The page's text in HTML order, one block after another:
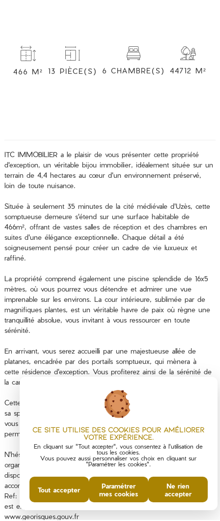
466 M² 13 PIÈCE(S) 6 CHAMBRE(S) 44712 M²
ITC IMMOBILIER a le plaisir de vous présenter cette propriété
d'exception, un véritable bijou immobilier, idéalement située sur un
terrain de 4,4 hectares au cœur d'un environnement préservé,
loin de toute nuisance.
Située à seulement 35 minutes de la cité médiévale d'Uzès, cette
somptueuse demeure s'étend sur une surface habitable de
466m², offrant de vastes salles de réception et des chambres en
suites d'une élégance exceptionnelle. Chaque détail a été
soigneusement pensé pour créer un cadre de vie luxueux et
raffiné.
La propriété comprend également une piscine splendide de 16x5
mètres, où vous pourrez vous détendre et admirer une vue
imprenable sur les environs. La cour intérieure, sublimée par de
magnifiques plantes, est un véritable havre de paix où règne une
tranquillité absolue, vous invitant à vous ressourcer en toute
sérénité.
En arrivant, vous serez accueilli par une majestueuse allée de
platanes, encadrée par des portails somptueux, qui mènera à
cette résidence d'exception. Vous profiterez ainsi de la sérénité de
la campagne tout en étant à proximité des commodités de la ville.
Cette propriété unique, avec son vaste terrain de 4,4 hectares et
sa splendide piscine, offre un cadre de vie incomparable. Laissez-
vous séduire par cette oasis de paix et de tranquillité, qui vous
permettra de vous éloigner de l'agitation citadine.
N'hésitez pas à nous contacter pour plus d'informations et pour
organiser une visite. Notre équipe se tient à votre entière
disposition pour répondre à toutes vos questions et vous
accompagner dans votre projet immobilier.
Ref: 2503915 Les informations sur les risques auxquels ce bien
est exposé sont disponibles sur le site Géorisques :
www.georisques.gouv.fr
Ce site utilise des cookies pour améliorer
votre expérience.
En cliquant sur "Tout accepter", vous consentez à l'utilisation de
tous les cookies.
Vous pouvez aussi personnaliser vos choix en cliquant sur
"Paramétrer les cookies".
Tout accepter
Paramétrer
mes cookies
Ne rien
accepter